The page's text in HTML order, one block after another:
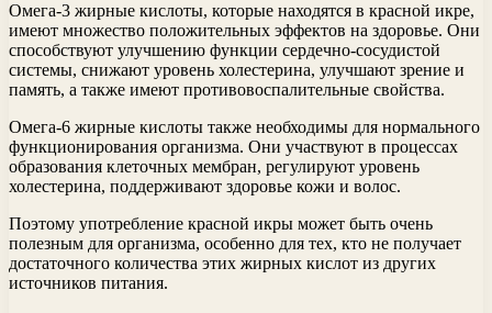
Омега-3 жирные кислоты, которые находятся в красной икре,
имеют множество положительных эффектов на здоровье. Они
способствуют улучшению функции сердечно-сосудистой
системы, снижают уровень холестерина, улучшают зрение и
память, а также имеют противовоспалительные свойства.
Омега-6 жирные кислоты также необходимы для нормального
функционирования организма. Они участвуют в процессах
образования клеточных мембран, регулируют уровень
холестерина, поддерживают здоровье кожи и волос.
Поэтому употребление красной икры может быть очень
полезным для организма, особенно для тех, кто не получает
достаточного количества этих жирных кислот из других
источников питания.